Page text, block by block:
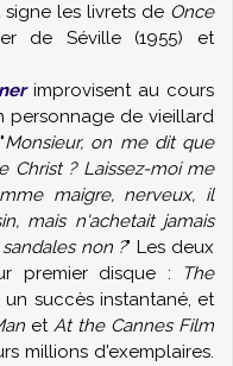
les livrets de Once
de Séville (1955) et
improvisent au cours
personnage de vieillard
Monsieur, on me dit que
Christ ? Laissez-moi me
maigre, nerveux, il
mais n'achetait jamais
non ?" Les deux
premier disque :
The
succès instantané, et
et At the Cannes Film
millions d'exemplaires.